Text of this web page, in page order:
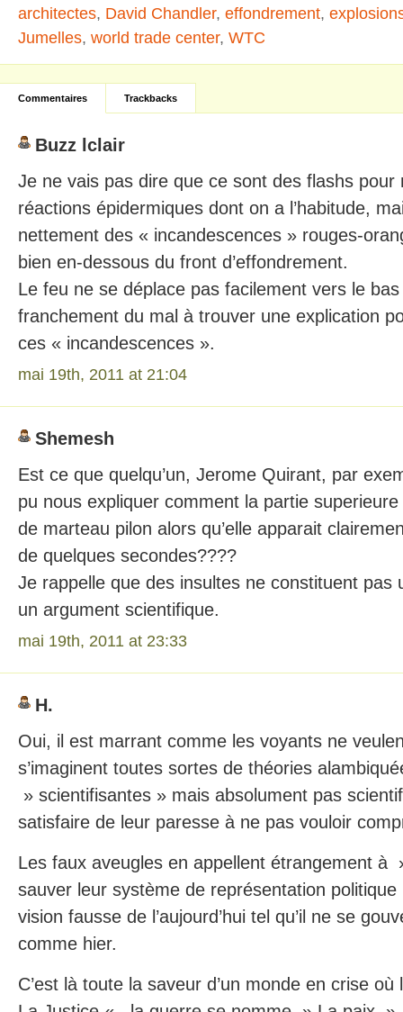
architectes, David Chandler, effondrement,
Jumelles, world trade center, WTC
Commentaires Trackbacks
Buzz lclair
Je ne vais pas dire que ce sont des flashs pour
réactions épidermiques dont on a l’habitude,
nettement des « incandescences » rouges-
bien en-dessous du front d’effondrement.
Le feu ne se déplace pas facilement vers le bas
franchement du mal à trouver une explication
ces « incandescences ».
mai 19th, 2011 at 21:04
Shemesh
Est ce que quelqu’un, Jerome Quirant, par
pu nous expliquer comment la partie
de marteau pilon alors qu’elle apparait
de quelques secondes????
Je rappelle que des insultes ne constituent pas
un argument scientifique.
mai 19th, 2011 at 23:33
H.
Oui, il est marrant comme les voyants ne
s’imaginent toutes sortes de théories
» scientifisantes » mais absolument pas
satisfaire de leur paresse à ne pas vouloir
Les faux aveugles en appellent étrangement à
sauver leur système de représentation
vision fausse de l’aujourd’hui tel qu’il ne se
comme hier.
C’est là toute la saveur d’un monde en crise où